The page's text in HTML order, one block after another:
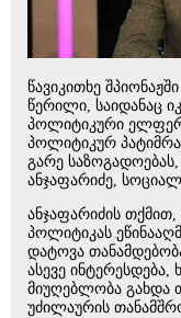
წავიკითხე
წერილი, საიდანაც
პოლიტიკური
პოლიტიკურ
გარე
ანჯაფარიძე,
ანჯაფარიძის
პოლიტიკას
დატოვა
ასევე
მიუღებლობა გახდა
უძილაურის